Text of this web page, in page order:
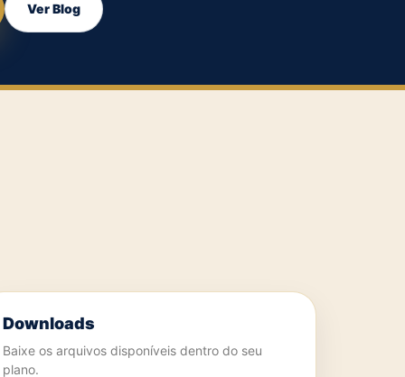
Ver Blog
Downloads
Baixe os arquivos disponíveis dentro do seu
plano.